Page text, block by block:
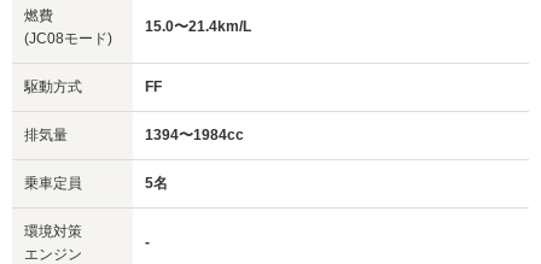
燃費
(JC08モード)
15.0〜21.4km/L
駆動方式 FF
排気量 1394〜1984cc
乗車定員 5名
環境対策
エンジン
-